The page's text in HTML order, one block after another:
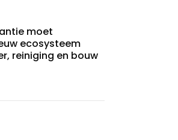
moet
ecosysteem
reiniging en bouw